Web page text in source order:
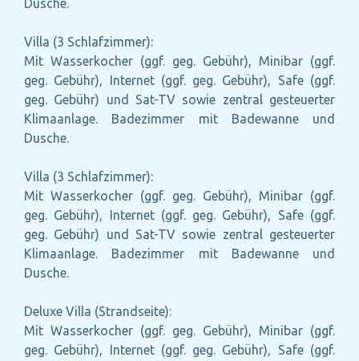
Dusche.
Villa (3 Schlafzimmer):
Mit Wasserkocher (ggf. geg. Gebühr), Minibar (ggf.
geg. Gebühr), Internet (ggf. geg. Gebühr), Safe (ggf.
geg. Gebühr) und Sat-TV sowie zentral gesteuerter
Klimaanlage. Badezimmer mit Badewanne und
Dusche.
Villa (3 Schlafzimmer):
Mit Wasserkocher (ggf. geg. Gebühr), Minibar (ggf.
geg. Gebühr), Internet (ggf. geg. Gebühr), Safe (ggf.
geg. Gebühr) und Sat-TV sowie zentral gesteuerter
Klimaanlage. Badezimmer mit Badewanne und
Dusche.
Deluxe Villa (Strandseite):
Mit Wasserkocher (ggf. geg. Gebühr), Minibar (ggf.
geg. Gebühr), Internet (ggf. geg. Gebühr), Safe (ggf.